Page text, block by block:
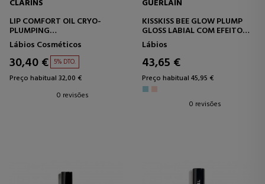
CLARINS
LIP COMFORT OIL CRYO-
PLUMPING
GLOSS LABIAL REPARADOR
Lábios Cosméticos
30,40 € 5% DTO.
Preço habitual 32,00 €
0 revisões
GUERLAIN
KISSKISS BEE GLOW PLUMP
GLOSS LABIAL COM EFEITO
VOLUMIZADOR
Lábios
43,65 €
Preço habitual 45,95 €
0 revisões